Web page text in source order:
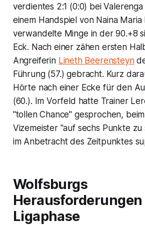
verdientes 2:1 (0:0) bei Valerenga
einem Handspiel von Naina Maria
verwandelte Minge in der 90.+8
Eck. Nach einer zähen ersten
Angreiferin Lineth Beerensteyn
Führung (57.) gebracht. Kurz
Hörte nach einer Ecke für den
(60.). Im Vorfeld hatte Trainer
"tollen Chance" gesprochen,
Vizemeister "auf sechs Punkte zu
im Anbetracht des Zeitpunktes
Wolfsburgs
Herausforderungen
Ligaphase